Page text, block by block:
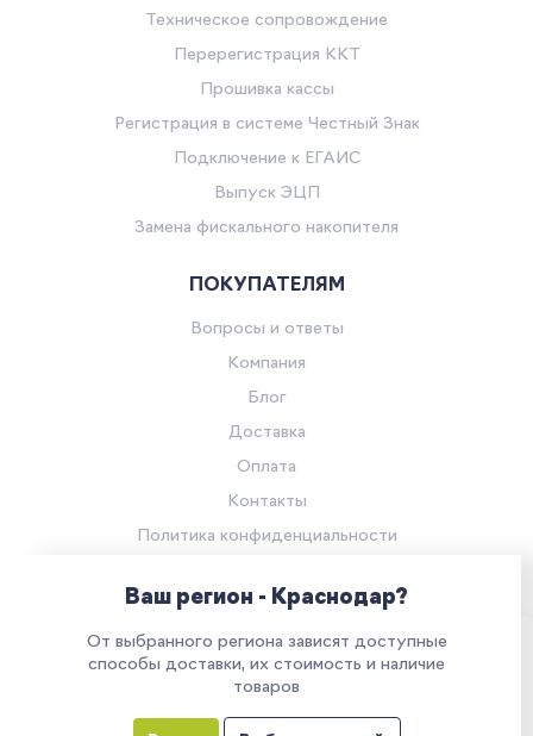
Техническое сопровождение
Перерегистрация ККТ
Прошивка кассы
Регистрация в системе Честный Знак
Подключение к ЕГАИС
Выпуск ЭЦП
Замена фискального накопителя
ПОКУПАТЕЛЯМ
Вопросы и ответы
Компания
Блог
Доставка
Оплата
Контакты
Политика конфиденциальности
Все права защищены.
Наш сайт использует куки. Продолжая им
пользоваться, вы соглашаетесь на обработку
персональных данных в соответствии с
Ваш регион - Краснодар?
От выбранного региона зависят доступные
способы доставки, их стоимость и наличие
товаров